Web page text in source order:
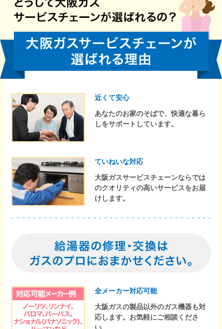
近くて安心
あなたのお家のそばで、快適な暮ら
しをサポートしています。
ていねいな対応
大阪ガスサービスチェーンならでは
のクオリティの高いサービスをお届
けします。
全メーカー対応可能
大阪ガスの製品以外のガス機器も対
応します。お気軽にご相談くださ